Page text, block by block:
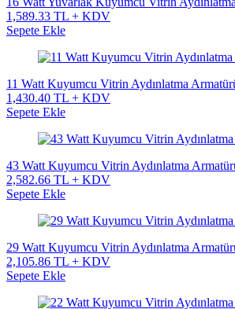
1,589.33 TL + KDV
Sepete Ekle
11 Watt Kuyumcu Vitrin Aydınlatma
1,430.40 TL + KDV
Sepete Ekle
43 Watt Kuyumcu Vitrin Aydınlatma
2,582.66 TL + KDV
Sepete Ekle
29 Watt Kuyumcu Vitrin Aydınlatma
2,105.86 TL + KDV
Sepete Ekle